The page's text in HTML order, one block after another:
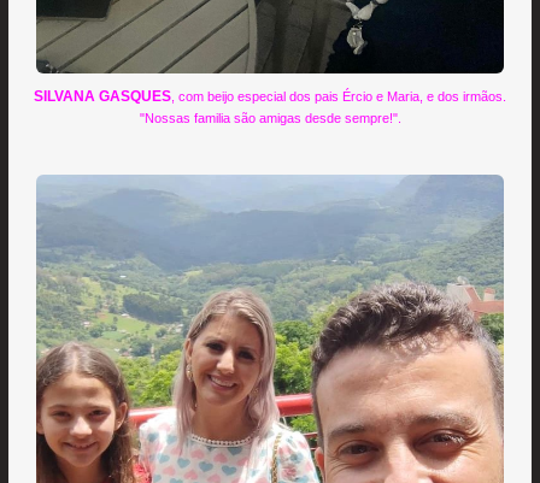
SILVANA GASQUES , com beijo especial dos pais Ércio e Maria, e dos irmãos.
"Nossas familia são amigas desde sempre!".